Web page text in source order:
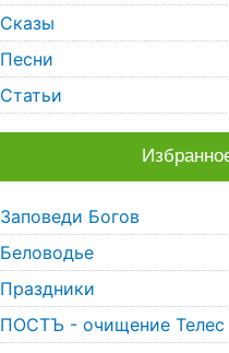
Сказы
Песни
Статьи
Заповеди Богов
Беловодье
Праздники
ПОСТЪ - очищение Телес